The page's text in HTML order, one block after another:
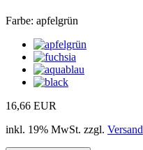
Farbe: apfelgrün
16,66 EUR
inkl. 19% MwSt. zzgl. Versand